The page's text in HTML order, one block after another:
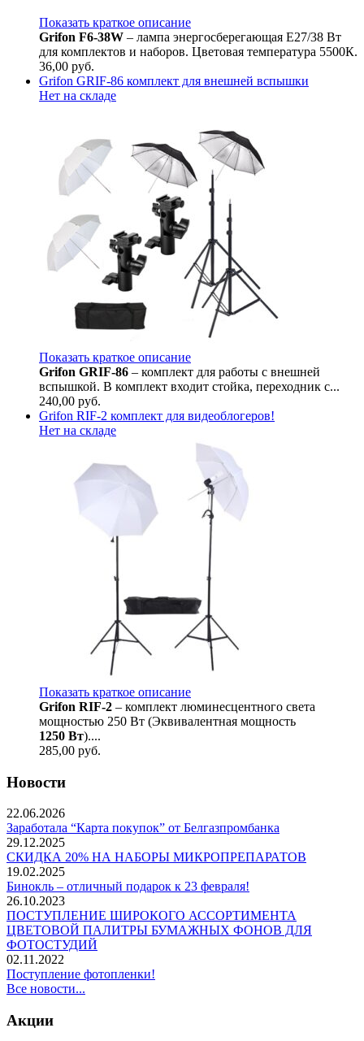
Показать краткое описание
Grifon F6-38W – лампа энергосберегающая Е27/38 Вт
для комплектов и наборов. Цветовая температура 5500К.
36,00 руб.
Grifon GRIF-86 комплект для внешней вспышки
Нет на складе
Показать краткое описание
Grifon GRIF-86 – комплект для работы с внешней
вспышкой. В комплект входит стойка, переходник с...
240,00 руб.
Grifon RIF-2 комплект для видеоблогеров!
Нет на складе
Показать краткое описание
Grifon RIF-2 – комплект люминесцентного света
мощностью 250 Вт (Эквивалентная мощность
1250 Вт)....
285,00 руб.
Новости
22.06.2026
Заработала “Карта покупок” от Белгазпромбанка
29.12.2025
СКИДКА 20% НА НАБОРЫ МИКРОПРЕПАРАТОВ
19.02.2025
Бинокль – отличный подарок к 23 февраля!
26.10.2023
ПОСТУПЛЕНИЕ ШИРОКОГО АССОРТИМЕНТА
ЦВЕТОВОЙ ПАЛИТРЫ БУМАЖНЫХ ФОНОВ ДЛЯ
ФОТОСТУДИЙ
02.11.2022
Поступление фотопленки!
Все новости...
Акции